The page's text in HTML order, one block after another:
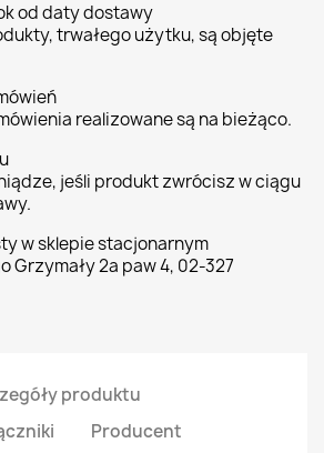
od daty dostawy
trwałego użytku, są objęte
realizowane są na bieżąco.
jeśli produkt zwrócisz w ciągu
w sklepie stacjonarnym
Grzymały 2a paw 4, 02-327
produktu
Producent